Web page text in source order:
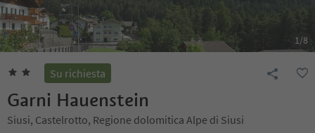
1/8
Su richiesta
Garni Hauenstein
Siusi, Castelrotto, Regione dolomitica Alpe di Siusi